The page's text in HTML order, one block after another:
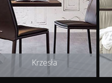
Krzesła